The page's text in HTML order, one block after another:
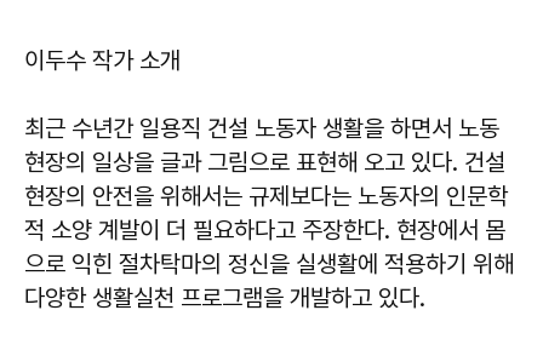
이두수 작가 소개
최근 수년간 일용직 건설 노동자 생활을 하면서 노동
현장의 일상을 글과 그림으로 표현해 오고 있다. 건설
현장의 안전을 위해서는 규제보다는 노동자의 인문학
적 소양 계발이 더 필요하다고 주장한다. 현장에서 몸
으로 익힌 절차탁마의 정신을 실생활에 적용하기 위해
다양한 생활실천 프로그램을 개발하고 있다.